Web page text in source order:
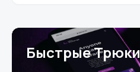
Быстрые Трюки